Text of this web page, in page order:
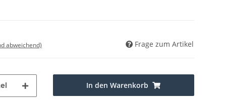
abweichend) Frage zum Artikel
In den Warenkorb